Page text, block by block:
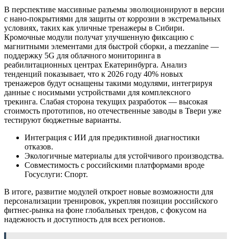
В перспективе массивные разъемы эволюционируют в версии
с нано-покрытиями для защиты от коррозии в экстремальных
условиях, таких как уличные тренажеры в Сибири.
Кромочные модули получат улучшенную фиксацию с
магнитными элементами для быстрой сборки, а mezzanine —
поддержку 5G для облачного мониторинга в
реабилитационных центрах Екатеринбурга. Анализ
тенденций показывает, что к 2026 году 40% новых
тренажеров будут оснащены такими модулями, интегрируя
данные с носимыми устройствами для комплексного
трекинга. Слабая сторона текущих разработок — высокая
стоимость прототипов, но отечественные заводы в Твери уже
тестируют бюджетные варианты.
Интеграция с ИИ для предиктивной диагностики
отказов.
Экологичные материалы для устойчивого производства.
Совместимость с российскими платформами вроде
Госуслуги: Спорт.
В итоге, развитие модулей откроет новые возможности для
персонализации тренировок, укрепляя позиции российского
фитнес-рынка на фоне глобальных трендов, с фокусом на
надежность и доступность для всех регионов.